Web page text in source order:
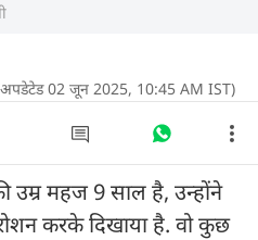
02 जून 2025, 10:45 AM IST)
उम्र महज 9 साल है, उन्होंने
करके दिखाया है. वो कुछ